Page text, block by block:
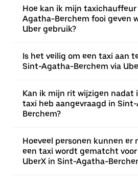
Hoe kan ik mijn
Agatha-Berchem fooi geven
Uber gebruik?
Is het veilig om een taxi aan
Sint-Agatha-Berchem via
Kan ik mijn rit wijzigen nadat
taxi heb aangevraagd in
Berchem?
Hoeveel personen kunnen er
een taxi wordt gematcht
UberX in Sint-Agatha-